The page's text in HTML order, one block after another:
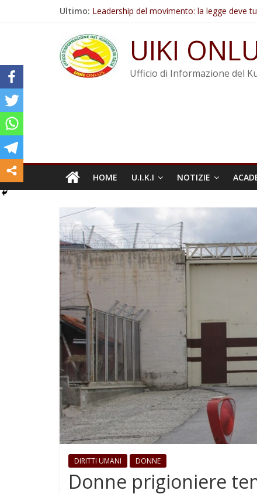
Ultimo: Leadership del movimento: la legge deve
Non tenere conto della situazione di Rêber
Il KNK chiede un’azione internazionale
Abdullah Öcalan: Le legge negativa deve
UIKI
Ufficio di Informazione del
HOME U.I.K.I NOTIZIE
DIRITTI UMANI DONNE
Donne prigioniere